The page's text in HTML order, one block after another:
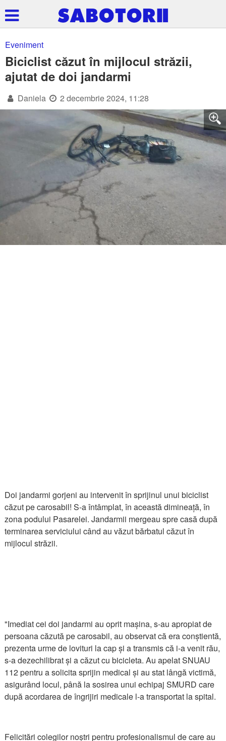
Eveniment
Biciclist căzut în mijlocul străzii,
ajutat de doi jandarmi
Daniela 2 decembrie 2024, 11:28
Doi jandarmi gorjeni au intervenit în sprijinul unui biciclist
căzut pe carosabil! S-a întâmplat, în această dimineață, în
zona podului Pasarelei. Jandarmii mergeau spre casă după
terminarea serviciului când au văzut bărbatul căzut în
mijlocul străzii.
"Imediat cei doi jandarmi au oprit mașina, s-au apropiat de
persoana căzută pe carosabil, au observat că era conștientă,
prezenta urme de lovituri la cap și a transmis că i-a venit rău,
s-a dezechilibrat și a căzut cu bicicleta. Au apelat SNUAU
112 pentru a solicita sprijin medical și au stat lângă victimă,
asigurând locul, până la sosirea unui echipaj SMURD care
după acordarea de îngrijiri medicale l-a transportat la spital.
Felicitări colegilor noștri pentru profesionalismul de care au